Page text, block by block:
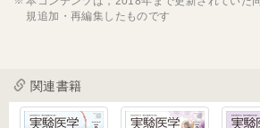
規追加・再編集したものです
関連書籍